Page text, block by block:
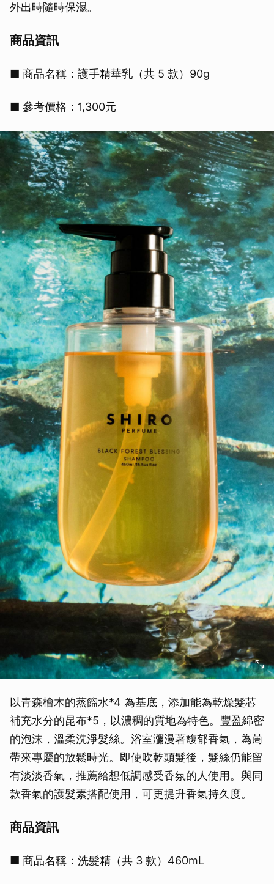
外出時隨時保濕。
商品資訊
■ 商品名稱：護手精華乳（共 5 款）90g
■ 參考價格：1,300元
以青森檜木的蒸餾水*4 為基底，添加能為乾燥髮芯
補充水分的昆布*5，以濃稠的質地為特色。豐盈綿密
的泡沫，溫柔洗淨髮絲。浴室瀰漫著馥郁香氣，為䓟
帶來專屬的放鬆時光。即使吹乾頭髮後，髮絲仍能留
有淡淡香氣，推薦給想低調感受香氛的人使用。與同
款香氣的護髮素搭配使用，可更提升香氣持久度。
商品資訊
■ 商品名稱：洗髮精（共 3 款）460mL